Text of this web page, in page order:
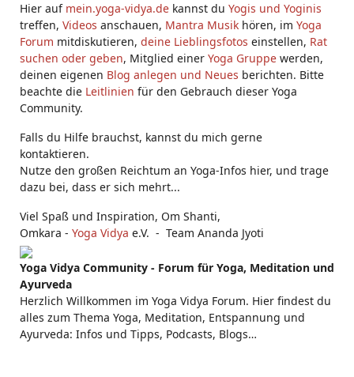
Hier auf mein.yoga-vidya.de kannst du Yogis und Yoginis
treffen, Videos anschauen, Mantra Musik hören, im Yoga
Forum mitdiskutieren, deine Lieblingsfotos einstellen, Rat
suchen oder geben, Mitglied einer Yoga Gruppe werden,
deinen eigenen Blog anlegen und Neues berichten. Bitte
beachte die Leitlinien für den Gebrauch dieser Yoga
Community.
Falls du Hilfe brauchst, kannst du mich gerne
kontaktieren.
Nutze den großen Reichtum an Yoga-Infos hier, und trage
dazu bei, dass er sich mehrt...
Viel Spaß und Inspiration, Om Shanti,
Omkara - Yoga Vidya e.V. - Team Ananda Jyoti
Yoga Vidya Community - Forum für Yoga, Meditation und
Ayurveda
Herzlich Willkommen im Yoga Vidya Forum. Hier findest du
alles zum Thema Yoga, Meditation, Entspannung und
Ayurveda: Infos und Tipps, Podcasts, Blogs…